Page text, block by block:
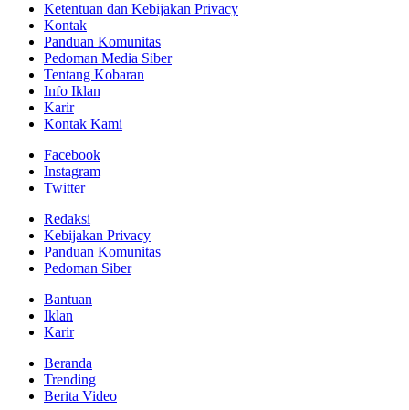
Ketentuan dan Kebijakan Privacy
Kontak
Panduan Komunitas
Pedoman Media Siber
Tentang Kobaran
Info Iklan
Karir
Kontak Kami
Facebook
Instagram
Twitter
Redaksi
Kebijakan Privacy
Panduan Komunitas
Pedoman Siber
Bantuan
Iklan
Karir
Beranda
Trending
Berita Video